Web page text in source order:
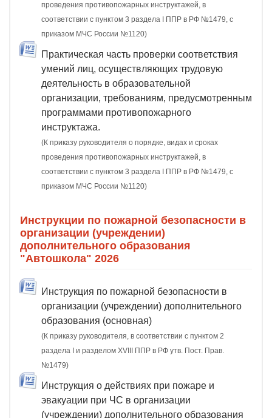
проведения противопожарных инструктажей, в
соответствии с пунктом 3 раздела I ППР в РФ №1479, с
приказом МЧС России №1120)
Практическая часть проверки соответствия
умений лиц, осуществляющих трудовую
деятельность в образовательной
организации, требованиям, предусмотренным
программами противопожарного
инструктажа.
(К приказу руководителя о порядке, видах и сроках
проведения противопожарных инструктажей, в
соответствии с пунктом 3 раздела I ППР в РФ №1479, с
приказом МЧС России №1120)
Инструкции по пожарной безопасности в
организации (учреждении)
дополнительного образования
"Автошкола" 2026
Инструкция по пожарной безопасности в
организации (учреждении) дополнительного
образования (основная)
(К приказу руководителя, в соответствии с пунктом 2
раздела I и разделом XVIII ППР в РФ утв. Пост. Прав.
№1479)
Инструкция о действиях при пожаре и
эвакуации при ЧС в организации
(учреждении) дополнительного образования